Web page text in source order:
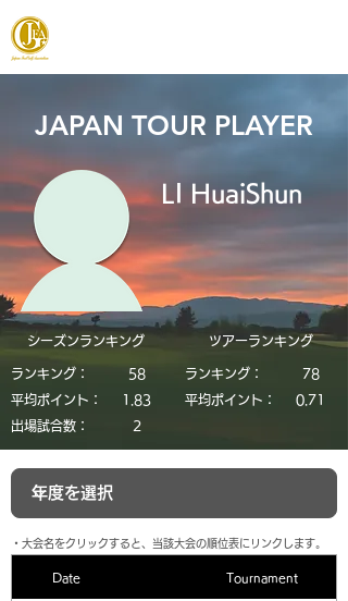
JAPAN TOUR PLAYER
LI HuaiShun
シーズンランキング
ランキング：
58
平均ポイント：
1.83
​出場試合数：
2
​ツアーランキング
ランキング：
78
平均ポイント：
0.71
​・大会名をクリックすると、当該大会の順位表にリンクします。
Date Tournament